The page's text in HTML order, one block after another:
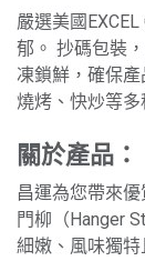
嚴選美國
郁。 抄碼包裝
凍鎖鮮，確保產
燒烤、快炒等多
關於產品：
昌運為您帶來優
門柳（Hanger
細嫩、風味獨特